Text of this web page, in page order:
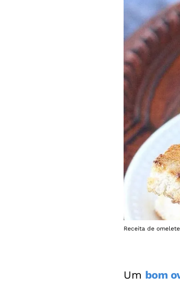
Receita de
Um bom